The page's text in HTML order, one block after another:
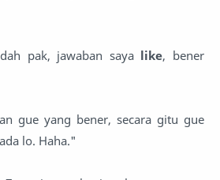
pak, jawaban saya like, bener
gue yang bener, secara gitu gue
lo. Haha."